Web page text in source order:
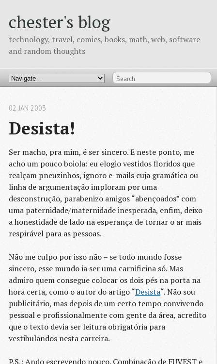
chester's blog
technology, travel, comics, books, math, web, software
and random thoughts
Desista!
02 JAN 2003
Ser macho, pra mim, é ser sincero. E neste ponto, me
acho um pouco boiola: eu elogio vestidos floridos que
realçam pneuzinhos, ignoro e-mails cuja gramática ou
linha de argumentação imploram por uma
desconstrução, parabenizo amigos “abençoados” com
uma paternidade/maternidade inesperada, enfim, deixo
a honestidade de lado na esperança de tornar o ar mais
respirável para as pessoas.
Não me culpo por isso não – se todo mundo fosse
sincero, esse mundo ia ser uma carnificina só. Mas
admiro quem consegue colocar os dois pés na porta na
hora certa, como o autor do artigo “Desista“. Não sou
publicitário, mas depois de um certo tempo convivendo
pessoal e profissionalmente com gente da área, acredito
que o texto devia ser leitura obrigatória para
vestibulandos nesta carreira.
P.S.: Ando escrevendo pouco. Combinação de FUVEST e